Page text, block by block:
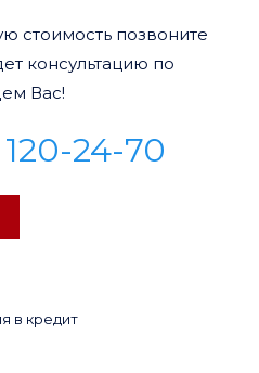
стоимость позвоните
консультацию по
Вас!
24-70
в кредит